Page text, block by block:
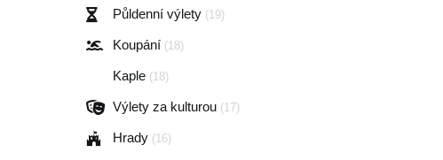
Půldenní výlety (19)
Koupání (18)
Kaple (18)
Výlety za kulturou (17)
Hrady (16)